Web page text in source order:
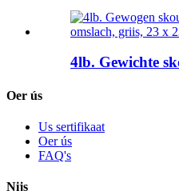
4lb. Gewichte
Oer ús
Us sertifikaat
Oer ús
FAQ's
Nijs